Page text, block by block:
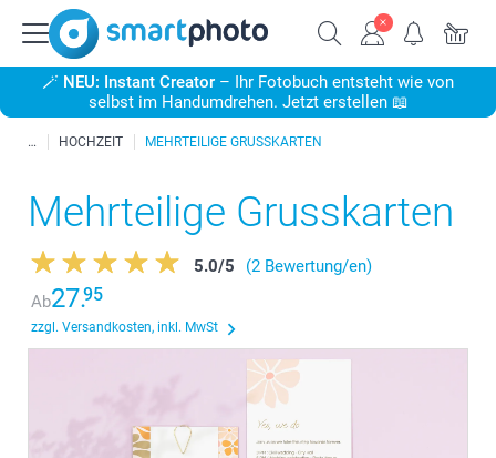
🪄 NEU: Instant Creator – Ihr Fotobuch entsteht wie von
selbst im Handumdrehen. Jetzt erstellen 📖
HOCHZEIT MEHRTEILIGE GRUSSKARTEN
Mehrteilige Grusskarten
5.0/5
(2 Bewertung/en)
Ab27.95
zzgl. Versandkosten, inkl. MwSt